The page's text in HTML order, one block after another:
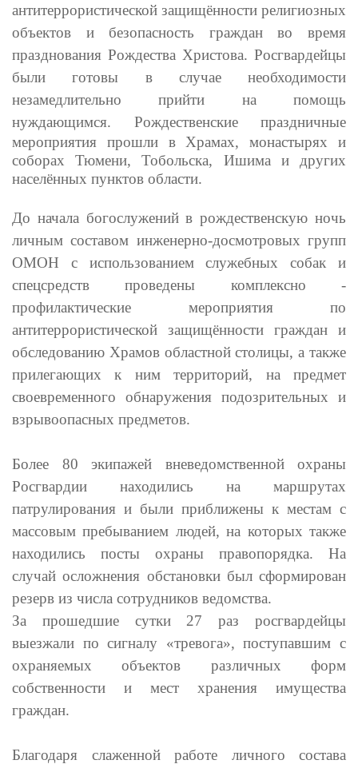
антитеррористической защищённости религиозных
объектов и безопасность граждан во время
празднования Рождества Христова. Росгвардейцы
были готовы в случае необходимости
незамедлительно прийти на помощь
нуждающимся. Рождественские праздничные
мероприятия прошли в Храмах, монастырях и
соборах Тюмени, Тобольска, Ишима и других
населённых пунктов области.
До начала богослужений в рождественскую ночь
личным составом инженерно-досмотровых групп
ОМОН с использованием служебных собак и
спецсредств проведены комплексно -
профилактические мероприятия по
антитеррористической защищённости граждан и
обследованию Храмов областной столицы, а также
прилегающих к ним территорий, на предмет
своевременного обнаружения подозрительных и
взрывоопасных предметов.
Более 80 экипажей вневедомственной охраны
Росгвардии находились на маршрутах
патрулирования и были приближены к местам с
массовым пребыванием людей, на которых также
находились посты охраны правопорядка. На
случай осложнения обстановки был сформирован
резерв из числа сотрудников ведомства.
За прошедшие сутки 27 раз росгвардейцы
выезжали по сигналу «тревога», поступавшим с
охраняемых объектов различных форм
собственности и мест хранения имущества
граждан.
Благодаря слаженной работе личного состава